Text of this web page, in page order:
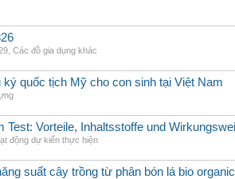
Các đồ gia dụng khác
quốc tịch Mỹ cho con sinh tại Việt Nam
Test: Vorteile, Inhaltsstoffe und
động dự kiến thực hiện
suất cây trồng từ phân bón lá bio organic